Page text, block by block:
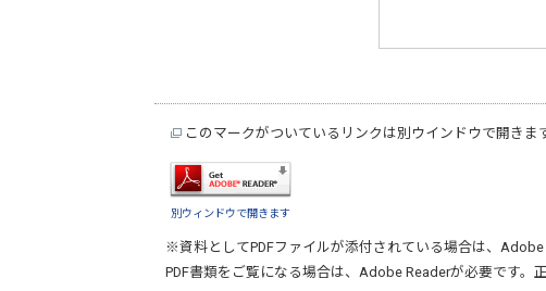
このマークがついているリンクは別ウインドウで開きま
別ウィンドウで開きます
※資料としてPDFファイルが添付されている場合は、 Adobe
PDF書類をご覧になる場合は、 Adobe Readerが必要です。